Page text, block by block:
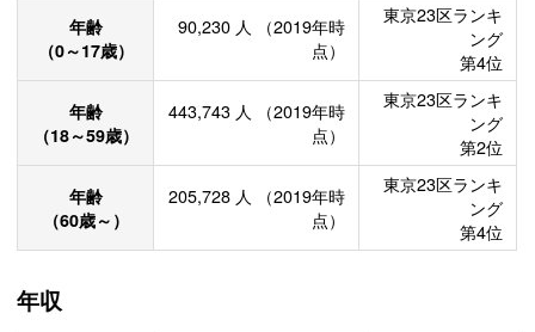
年齢
（0～17歳）
90,230 人
（2019年時
点）
東京23区ランキ
ング
第4位
年齢
（18～59歳）
443,743 人
（2019年時
点）
東京23区ランキ
ング
第2位
年齢
（60歳～）
205,728 人
（2019年時
点）
東京23区ランキ
ング
第4位
年収